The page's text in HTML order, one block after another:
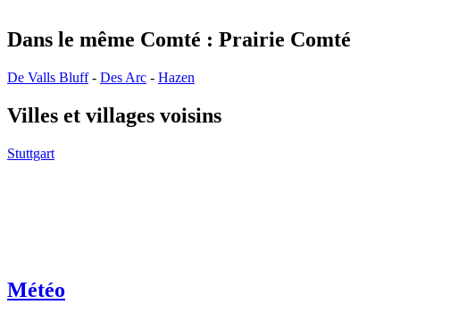
Dans le même Comté : Prairie Comté
De Valls Bluff- Des Arc - Hazen
Villes et villages voisins
Stuttgart
Météo